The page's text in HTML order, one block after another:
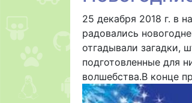
25 декабря 2018 г. в
радовались
отгадывали загадки,
подготовленные для
волшебства.В конце